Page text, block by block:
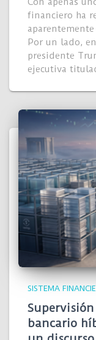
financiero ha
Por un lado,
presidente
ejecutiva
SISTEMA
bancario